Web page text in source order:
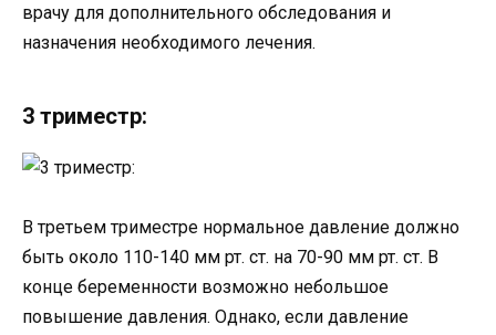
врачу для дополнительного обследования и
назначения необходимого лечения.
3 триместр:
В третьем триместре нормальное давление должно
быть около 110-140 мм рт. ст. на 70-90 мм рт. ст. В
конце беременности возможно небольшое
повышение давления. Однако, если давление